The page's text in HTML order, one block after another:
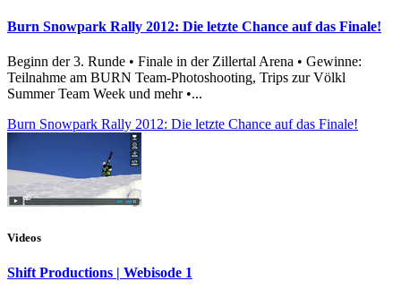
Burn Snowpark Rally 2012: Die letzte Chance auf das Finale!
Beginn der 3. Runde • Finale in der Zillertal Arena • Gewinne:
Teilnahme am BURN Team-Photoshooting, Trips zur Völkl
Summer Team Week und mehr •...
Burn Snowpark Rally 2012: Die letzte Chance auf das Finale!
Videos
Shift Productions | Webisode 1